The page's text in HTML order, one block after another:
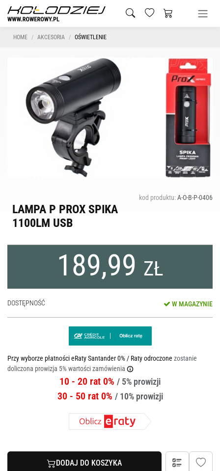
HOME AKCESORIA OŚWIETLENIE
kod produktu:A-O-B-P-0406
LAMPA P PROX SPIKA
1100LM USB
189,99 ZŁ
DOSTĘPNOŚĆ W MAGAZYNIE
Przy wyborze płatności eRaty Santander 0% / Raty odroczone zostanie
doliczona prowizja 5% wartości zamówienia
10 - 20 rat 0% / 5% prowizji
30 - 50 rat 0% / 10% prowizji
DODAJ DO KOSZYKA